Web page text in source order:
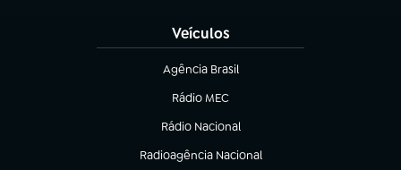
Veículos
Agência Brasil
(abre em nova aba)
Rádio MEC
(abre em nova aba)
Rádio Nacional
Radioagência Nacional
(abre em nova aba)